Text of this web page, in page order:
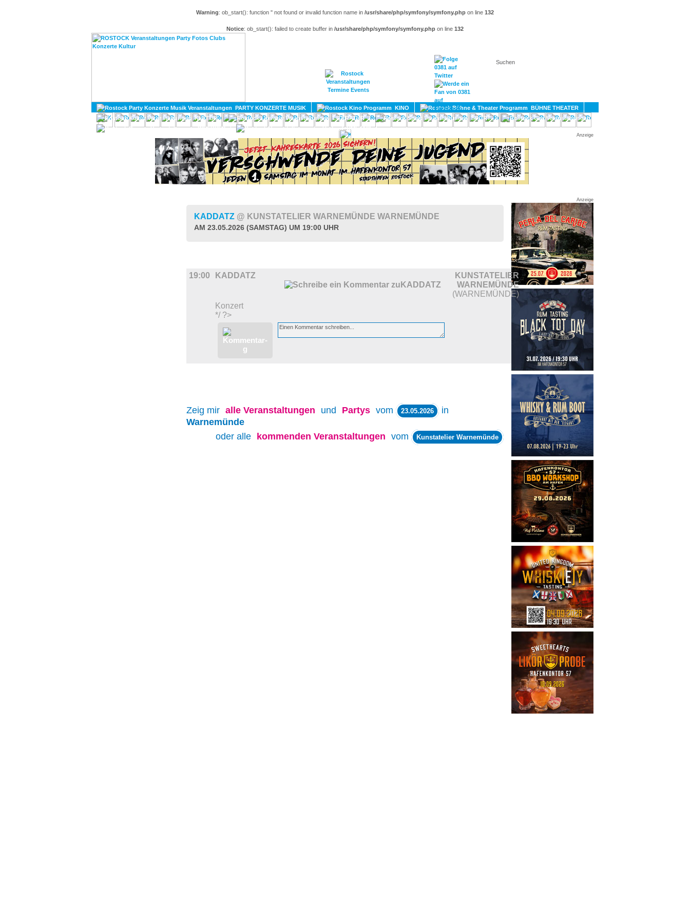
Warning: ob_start(): function '' not found or invalid function name in /usr/share/php/symfony/symfony.php on line 132
Notice: ob_start(): failed to create buffer in /usr/share/php/symfony/symfony.php on line 132
KONTAKT
PARTY KONZERTE MUSIK KINO
BÜHNE THEATER
KULTUR
LITERATUR SPORT
GAY
DIVERSES
UMLAND
Anzeige
Anzeige
KADDATZ @ KUNSTATELIER WARNEMÜNDE WARNEMÜNDE
AM 23.05.2026 (SAMSTAG) UM 19:00 UHR
19:00 KADDATZ
KUNSTATELIER
WARNEMÜNDE
(WARNEMÜNDE)
Konzert
*/ ?>
Zeig mir alle Veranstaltungen und Partys vom 23.05.2026
in
Warnemünde
oder alle
kommenden Veranstaltungen vom Kunstatelier Warnemünde